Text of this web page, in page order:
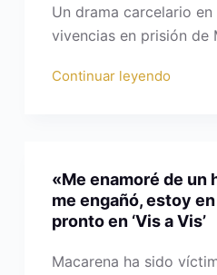
Un drama carcelario
vivencias en prisión de
Continuar leyendo
«Me enamoré de un
me engañó, estoy
pronto en ‘Vis a Vis’
Macarena ha sido